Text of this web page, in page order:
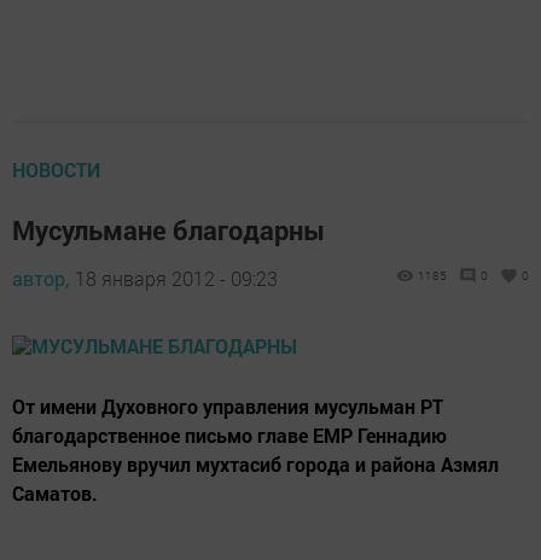
НОВОСТИ
Мусульмане благодарны
автор, 18 января 2012 - 09:23 1185 0 0
От имени Духовного управления мусульман РТ
благодарственное письмо главе ЕМР Геннадию
Емельянову вручил мухтасиб города и района Азмял
Саматов.